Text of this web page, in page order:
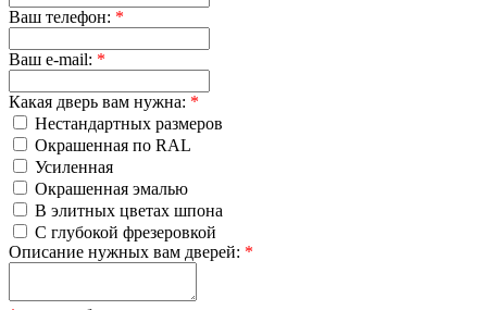
Ваш телефон: *
Ваш e-mail: *
Какая дверь вам нужна: *
Нестандартных размеров
Окрашенная по RAL
Усиленная
Окрашенная эмалью
В элитных цветах шпона
С глубокой фрезеровкой
Описание нужных вам дверей: *